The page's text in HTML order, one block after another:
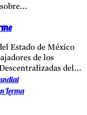
Estado de México
de los
del...
Lerma